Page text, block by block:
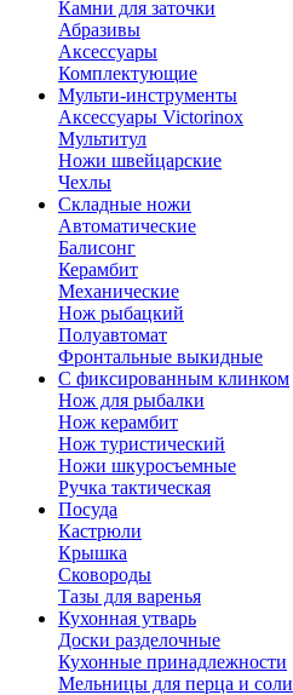
Камни для заточки
Абразивы
Аксессуары
Комплектующие
Мульти-инструменты
Аксессуары Victorinox
Мультитул
Ножи швейцарские
Чехлы
Складные ножи
Автоматические
Балисонг
Керамбит
Механические
Нож рыбацкий
Полуавтомат
Фронтальные выкидные
С фиксированным клинком
Нож для рыбалки
Нож керамбит
Нож туристический
Ножи шкуросъемные
Ручка тактическая
Посуда
Кастрюли
Крышка
Сковороды
Тазы для варенья
Кухонная утварь
Доски разделочные
Кухонные принадлежности
Мельницы для перца и соли